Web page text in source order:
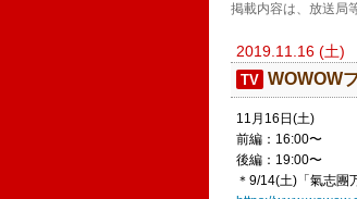
掲載内容は、放送局
2019.11.16 (土)
TV ​WOWOW
11月16日(土)
前編：16:00〜
後編：19:00〜
＊9/14(土)「氣志團